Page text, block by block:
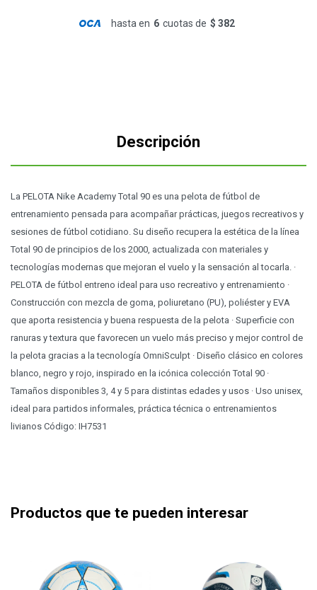
hasta en 6 cuotas de $ 382
Descripción
La PELOTA Nike Academy Total 90 es una pelota de fútbol de
entrenamiento pensada para acompañar prácticas, juegos recreativos y
sesiones de fútbol cotidiano. Su diseño recupera la estética de la línea
Total 90 de principios de los 2000, actualizada con materiales y
tecnologías modernas que mejoran el vuelo y la sensación al tocarla. ·
PELOTA de fútbol entreno ideal para uso recreativo y entrenamiento ·
Construcción con mezcla de goma, poliuretano (PU), poliéster y EVA
que aporta resistencia y buena respuesta de la pelota · Superficie con
ranuras y textura que favorecen un vuelo más preciso y mejor control de
la pelota gracias a la tecnología OmniSculpt · Diseño clásico en colores
blanco, negro y rojo, inspirado en la icónica colección Total 90 ·
Tamaños disponibles 3, 4 y 5 para distintas edades y usos · Uso unisex,
ideal para partidos informales, práctica técnica o entrenamientos
livianos Código: IH7531
Productos que te pueden interesar